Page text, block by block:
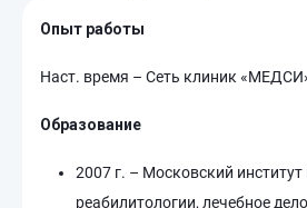
Опыт работы
Наст. время – Сеть клиник
Образование
2007 г. – Московский
реабилитологии, лечебное дело